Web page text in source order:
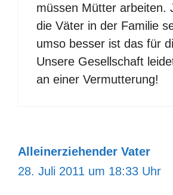
müssen Mütter arbeiten.
die Väter in der Familie
umso besser ist das für
Unsere Gesellschaft
an einer Vermutterung!
Alleinerziehender Vater
28. Juli 2011 um 18:33 Uhr